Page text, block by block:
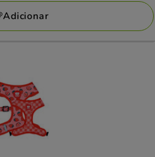
Adicionar